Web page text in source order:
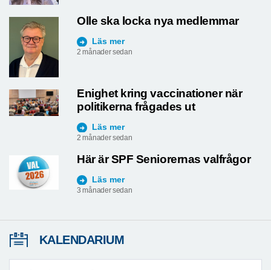
Olle ska locka nya medlemmar
Läs mer
2 månader sedan
Enighet kring vaccinationer när
politikerna frågades ut
Läs mer
2 månader sedan
Här är SPF Seniorernas valfrågor
Läs mer
3 månader sedan
KALENDARIUM